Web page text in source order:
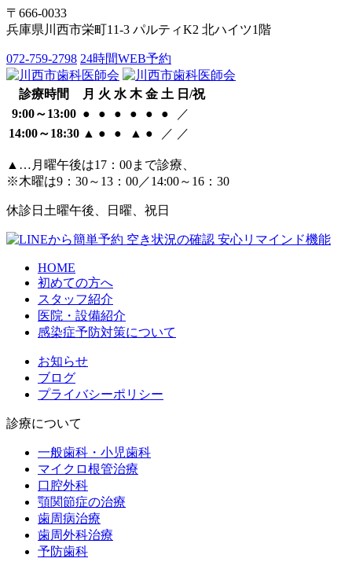
〒666-0033
兵庫県川西市栄町11-3 パルティK2 北ハイツ1階
072-759-2798 24時間WEB予約
診療時間 月 火 水 木 金 土 日/祝
9:00～13:00 ● ● ● ● ● ●
／
14:00～18:30 ▲ ● ● ▲ ● ／ ／
▲…月曜午後は17：00まで診療、
※木曜は9：30～13：00／14:00～16：30
休診日 土曜午後、日曜、祝日
HOME
初めての方へ
スタッフ紹介
医院・設備紹介
感染症予防対策について
お知らせ
ブログ
プライバシーポリシー
診療について
一般歯科・小児歯科
マイクロ根管治療
口腔外科
顎関節症の治療
歯周病治療
歯周外科治療
予防歯科